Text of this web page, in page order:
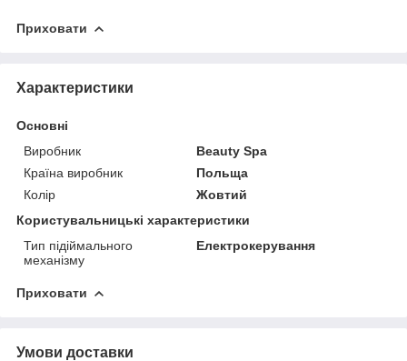
Приховати
Характеристики
Основні
Виробник
Beauty Spa
Країна виробник
Польща
Колір
Жовтий
Користувальницькі характеристики
Тип підіймального
механізму
Електрокерування
Приховати
Умови доставки